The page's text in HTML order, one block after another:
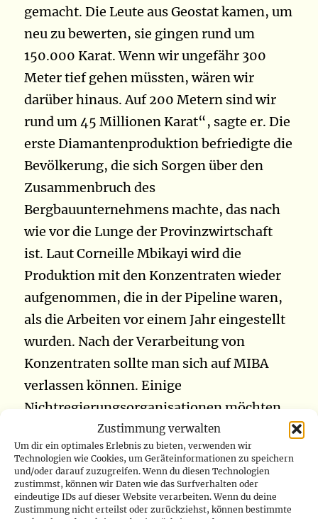
Zustimmung verwalten
Um dir ein optimales Erlebnis zu bieten, verwenden wir
Technologien wie Cookies, um Geräteinformationen zu speichern
und/oder darauf zuzugreifen. Wenn du diesen Technologien
zustimmst, können wir Daten wie das Surfverhalten oder
eindeutige IDs auf dieser Website verarbeiten. Wenn du deine
Zustimmung nicht erteilst oder zurückziehst, können bestimmte
gemacht. Die Leute aus Geostat kamen, um
neu zu bewerten, sie gingen rund um
150.000 Karat. Wenn wir ungefähr 300
Meter tief gehen müssten, wären wir
darüber hinaus. Auf 200 Metern sind wir
rund um 45 Millionen Karat“, sagte er. Die
erste Diamantenproduktion befriedigte die
Bevölkerung, die sich Sorgen über den
Zusammenbruch des
Bergbauunternehmens machte, das nach
wie vor die Lunge der Provinzwirtschaft
ist. Laut Corneille Mbikayi wird die
Produktion mit den Konzentraten wieder
aufgenommen, die in der Pipeline waren,
als die Arbeiten vor einem Jahr eingestellt
wurden. Nach der Verarbeitung von
Konzentraten sollte man sich auf MIBA
verlassen können. Einige
Nichtregierungsorganisationen möchten,
dass MIBA erhebliche Ressourcen gewährt
werden, damit sie ihre Aktivitäten
vollständig wieder aufnehmen kann
(www.radiookapi.net)